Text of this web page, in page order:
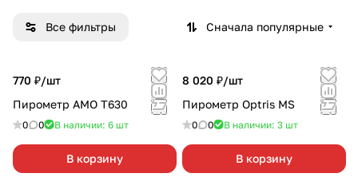
Все фильтры Сначала популярные
770 ₽/шт
Пирометр AMO Т630
0 0 В наличии: 6 шт
В корзину
8 020 ₽/шт
Пирометр Optris MS
0 0 В наличии: 3 шт
В корзину